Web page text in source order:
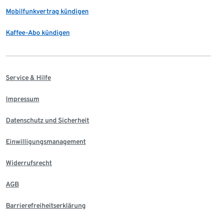
Mobilfunkvertrag kündigen
Kaffee-Abo kündigen
Service & Hilfe
Impressum
Datenschutz und Sicherheit
Einwilligungsmanagement
Widerrufsrecht
AGB
Barrierefreiheitserklärung